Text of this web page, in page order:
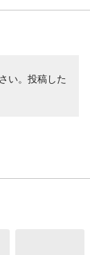
い。投稿した